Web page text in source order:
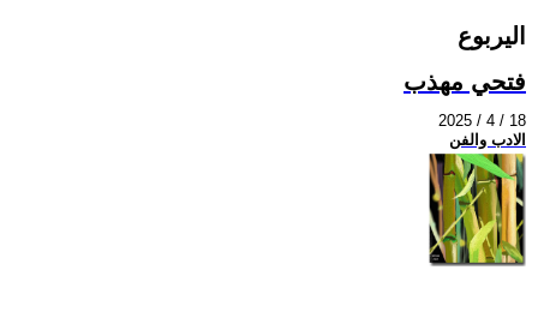
اليربوع
فتحي مهذب
2025 / 4 / 18
الادب والفن